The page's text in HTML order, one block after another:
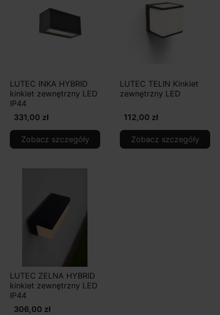
LUTEC INKA HYBRID
kinkiet zewnętrzny LED
IP44
331,00 zł
Zobacz szczegóły
LUTEC TELIN Kinkiet
zewnętrzny LED
112,00 zł
Zobacz szczegóły
LUTEC ZELNA HYBRID
kinkiet zewnętrzny LED
IP44
306,00 zł